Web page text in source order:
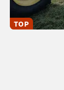
TOP